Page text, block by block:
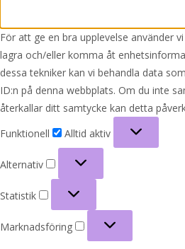
För att ge en bra upplevelse använder
lagra och/eller komma åt
dessa tekniker kan vi behandla data
ID:n på denna webbplats. Om du inte
återkallar ditt samtycke kan detta
Funktionell
Alltid aktiv
Alternativ
Statistik
Marknadsföring